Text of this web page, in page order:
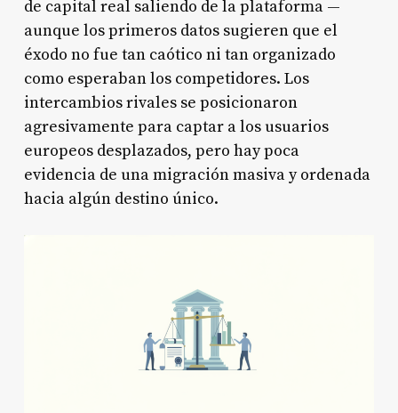
de capital real saliendo de la plataforma —
aunque los primeros datos sugieren que el
éxodo no fue tan caótico ni tan organizado
como esperaban los competidores. Los
intercambios rivales se posicionaron
agresivamente para captar a los usuarios
europeos desplazados, pero hay poca
evidencia de una migración masiva y ordenada
hacia algún destino único.